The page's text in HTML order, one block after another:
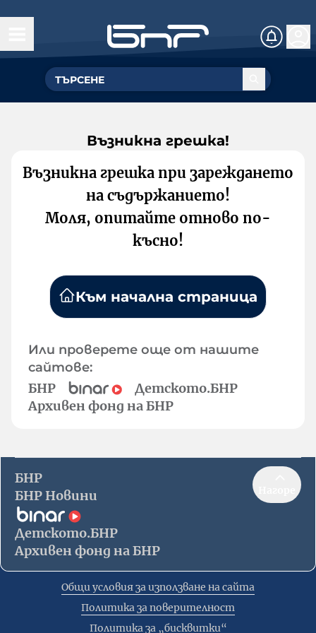
Възникна грешка!
Възникна грешка при зареждането
на съдържанието!
Моля, опитайте отново по-
късно!
Към начална страница
Или проверете още от нашите
сайтове:
БНР
Детското.БНР
Архивен фонд на БНР
БНР
БНР Новини
Детското.БНР
Архивен фонд на БНР
Общи условия за използване на сайта
Политика за поверителност
Политика за „бисквитки“